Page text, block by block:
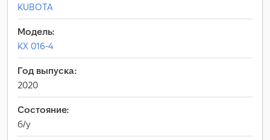
KUBOTA
Модель:
KX 016-4
Год выпуска:
2020
Состояние:
б/у